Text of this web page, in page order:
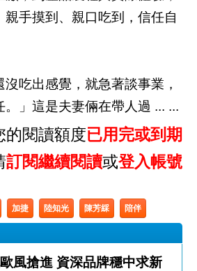
手摸到、親口吃到，信任自
沒吃出感覺，就急著談事業，
。」這是夫妻倆在帶人過 ... ...
的閱讀額度已用完或到期
訂閱繼續閱讀或登入帳號
加捷 陸知光 陳芳綵 陪伴
贏家出列 韓流歐風搶進 資深品牌穩中求新